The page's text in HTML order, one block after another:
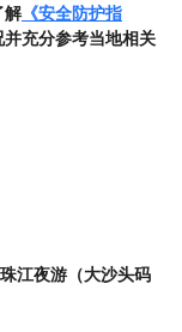
解《安全防护指
并充分参考当地相关
间全程正确穿戴相
的准入年龄等准入
关注项目进行期间
江夜游（大沙头码